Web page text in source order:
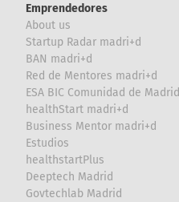
Emprendedores
About us
Startup Radar madri+d
BAN madri+d
Red de Mentores madri+d
ESA BIC Comunidad de Madrid
healthStart madri+d
Business Mentor madri+d
Estudios
healthstartPlus
Deeptech Madrid
Govtechlab Madrid